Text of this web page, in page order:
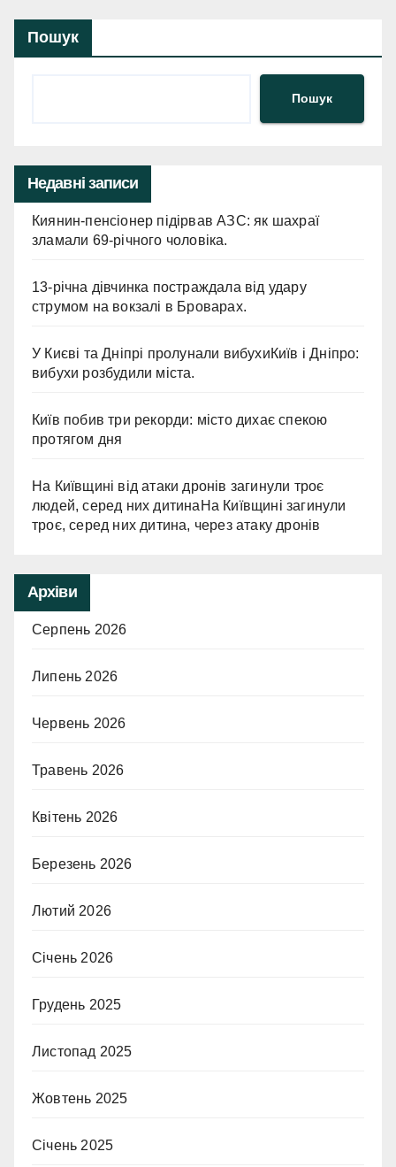
Пошук
Пошук
Недавні записи
Киянин-пенсіонер підірвав АЗС: як шахраї
зламали 69-річного чоловіка.
13-річна дівчинка постраждала від удару
струмом на вокзалі в Броварах.
У Києві та Дніпрі пролунали вибухиКиїв і Дніпро:
вибухи розбудили міста.
Київ побив три рекорди: місто дихає спекою
протягом дня
На Київщині від атаки дронів загинули троє
людей, серед них дитинаНа Київщині загинули
троє, серед них дитина, через атаку дронів
Архіви
Серпень 2026
Липень 2026
Червень 2026
Травень 2026
Квітень 2026
Березень 2026
Лютий 2026
Січень 2026
Грудень 2025
Листопад 2025
Жовтень 2025
Січень 2025